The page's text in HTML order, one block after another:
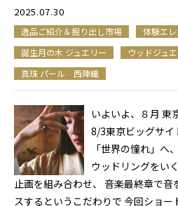
2025.07.30
逸品ご紹介＆掘り出し市場
体験エ
誕生月の木 ジュエリー
ウッドジュ
真珠 パール 西陣織
いよいよ、８月 東
8/3東京ビッグサイ
「世界の憧れ」
ウッドリングをい
止画を組み合わせ、 音楽最終章で音
スするというこだわりで 今回ショー